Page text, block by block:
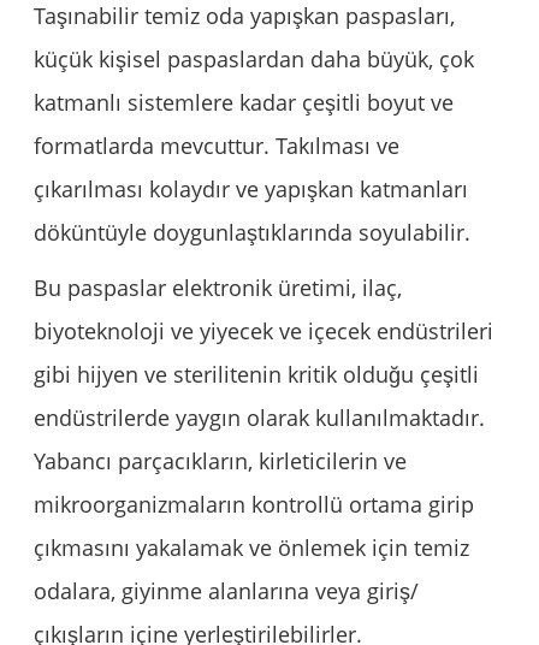
Taşınabilir temiz oda yapışkan paspasları,
küçük kişisel paspaslardan daha büyük, çok
katmanlı sistemlere kadar çeşitli boyut ve
formatlarda mevcuttur. Takılması ve
çıkarılması kolaydır ve yapışkan katmanları
döküntüyle doygunlaştıklarında soyulabilir.
Bu paspaslar elektronik üretimi, ilaç,
biyoteknoloji ve yiyecek ve içecek endüstrileri
gibi hijyen ve sterilitenin kritik olduğu çeşitli
endüstrilerde yaygın olarak kullanılmaktadır.
Yabancı parçacıkların, kirleticilerin ve
mikroorganizmaların kontrollü ortama girip
çıkmasını yakalamak ve önlemek için temiz
odalara, giyinme alanlarına veya giriş/
çıkışların içine yerleştirilebilirler.